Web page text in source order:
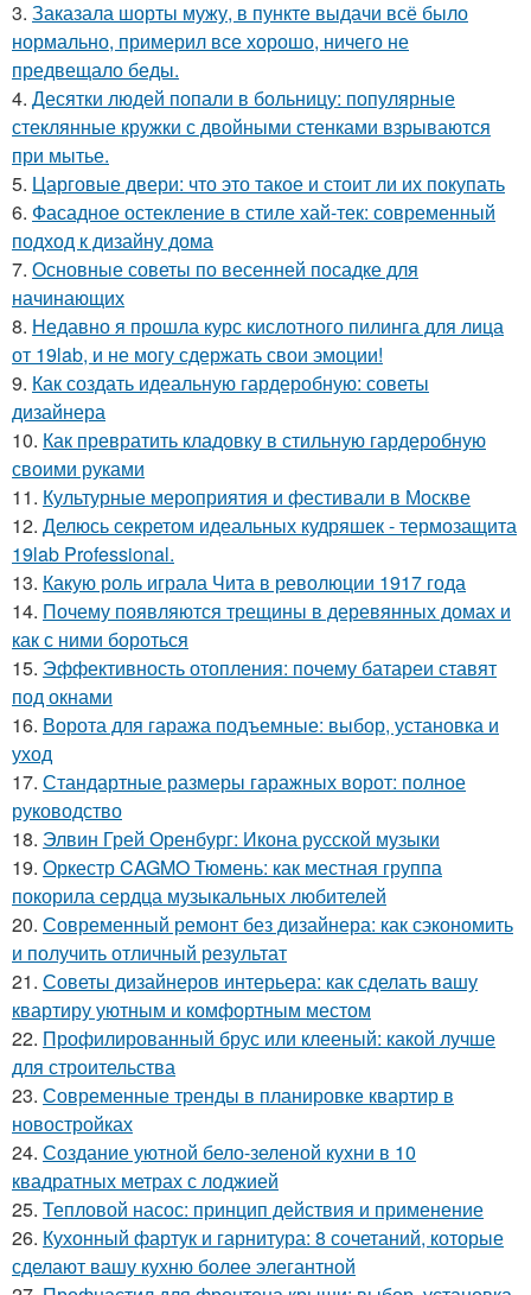
3. Заказала шорты мужу, в пункте выдачи всё было
нормально, примерил все хорошо, ничего не
предвещало беды.
4. Десятки людей попали в больницу: популярные
стеклянные кружки с двойными стенками взрываются
при мытье.
5. Царговые двери: что это такое и стоит ли их покупать
6. Фасадное остекление в стиле хай-тек: современный
подход к дизайну дома
7. Основные советы по весенней посадке для
начинающих
8. Недавно я прошла курс кислотного пилинга для лица
от 19lab, и не могу сдержать свои эмоции!
9. Как создать идеальную гардеробную: советы
дизайнера
10. Как превратить кладовку в стильную гардеробную
своими руками
11. Культурные мероприятия и фестивали в Москве
12. Делюсь секретом идеальных кудряшек - термозащита
19lab Professional.
13. Какую роль играла Чита в революции 1917 года
14. Почему появляются трещины в деревянных домах и
как с ними бороться
15. Эффективность отопления: почему батареи ставят
под окнами
16. Ворота для гаража подъемные: выбор, установка и
уход
17. Стандартные размеры гаражных ворот: полное
руководство
18. Элвин Грей Оренбург: Икона русской музыки
19. Оркестр CAGMO Тюмень: как местная группа
покорила сердца музыкальных любителей
20. Современный ремонт без дизайнера: как сэкономить
и получить отличный результат
21. Советы дизайнеров интерьера: как сделать вашу
квартиру уютным и комфортным местом
22. Профилированный брус или клееный: какой лучше
для строительства
23. Современные тренды в планировке квартир в
новостройках
24. Создание уютной бело-зеленой кухни в 10
квадратных метрах с лоджией
25. Тепловой насос: принцип действия и применение
26. Кухонный фартук и гарнитура: 8 сочетаний, которые
сделают вашу кухню более элегантной